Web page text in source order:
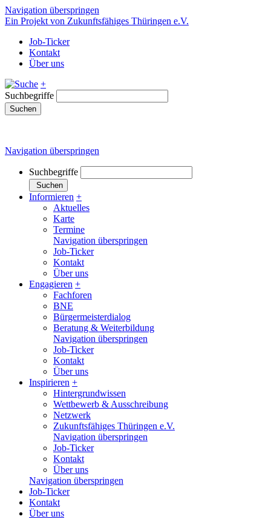
Navigation überspringen
Ein Projekt von Zukunftsfähiges Thüringen e.V.
Job-Ticker
Kontakt
Über uns
+
Suchbegriffe
Suchen
Navigation überspringen
Suchbegriffe
Suchen
Informieren +
Aktuelles
Karte
Termine
Navigation überspringen
Job-Ticker
Kontakt
Über uns
Engagieren +
Fachforen
BNE
Bürgermeisterdialog
Beratung & Weiterbildung
Navigation überspringen
Job-Ticker
Kontakt
Über uns
Inspirieren +
Hintergrundwissen
Wettbewerb & Ausschreibung
Netzwerk
Zukunftsfähiges Thüringen e.V.
Navigation überspringen
Job-Ticker
Kontakt
Über uns
Navigation überspringen
Job-Ticker
Kontakt
Über uns